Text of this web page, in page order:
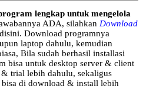
lengkap untuk mengelola
ADA, silahkan Download
disini. Download programnya
laptop dahulu, kemudian
Bila sudah berhasil installasi
bisa untuk desktop server & client
trial lebih dahulu, sekaligus
bisa di download & install lebih